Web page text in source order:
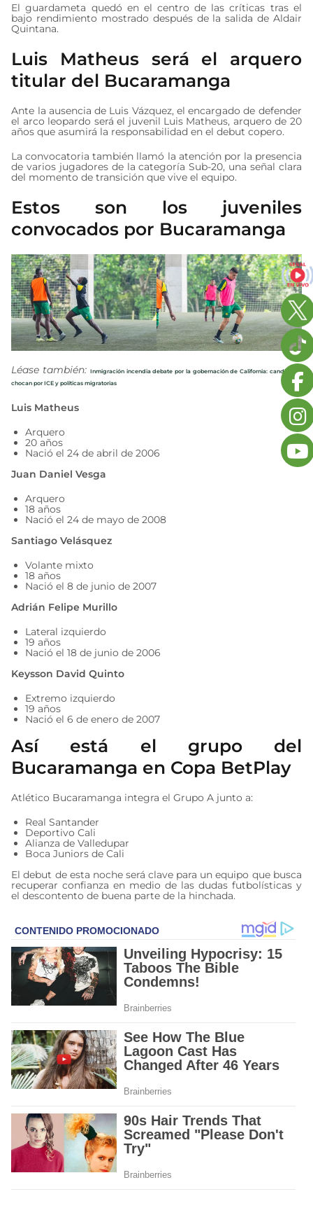
El guardameta quedó en el centro de las críticas tras el
bajo rendimiento mostrado después de la salida de Aldair
Quintana.
Luis Matheus será el arquero
titular del Bucaramanga
Ante la ausencia de Luis Vázquez, el encargado de defender
el arco leopardo será el juvenil Luis Matheus, arquero de 20
años que asumirá la responsabilidad en el debut copero.
La convocatoria también llamó la atención por la presencia
de varios jugadores de la categoría Sub-20, una señal clara
del momento de transición que vive el equipo.
Estos son los juveniles
convocados por Bucaramanga
Léase también: Inmigración incendia debate por la gobernación de California: candidatos
chocan por ICE y políticas migratorias
Luis Matheus
Arquero
20 años
Nació el 24 de abril de 2006
Juan Daniel Vesga
Arquero
18 años
Nació el 24 de mayo de 2008
Santiago Velásquez
Volante mixto
18 años
Nació el 8 de junio de 2007
Adrián Felipe Murillo
Lateral izquierdo
19 años
Nació el 18 de junio de 2006
Keysson David Quinto
Extremo izquierdo
19 años
Nació el 6 de enero de 2007
Así está el grupo del
Bucaramanga en Copa BetPlay
Atlético Bucaramanga integra el Grupo A junto a:
Real Santander
Deportivo Cali
Alianza de Valledupar
Boca Juniors de Cali
El debut de esta noche será clave para un equipo que busca
recuperar confianza en medio de las dudas futbolísticas y
el descontento de buena parte de la hinchada.